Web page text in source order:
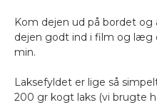
Kom dejen ud på bordet
dejen godt ind i film og læg
min.
Laksefyldet er lige så
200 gr kogt laks (vi brugte